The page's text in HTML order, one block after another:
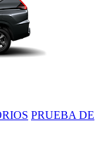
PRUEBA DE